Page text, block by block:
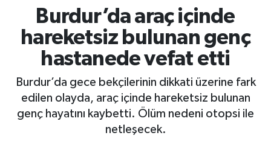
Burdur’da araç içinde
hareketsiz bulunan genç
hastanede vefat etti
Burdur’da gece bekçilerinin dikkati üzerine fark
edilen olayda, araç içinde hareketsiz bulunan
genç hayatını kaybetti. Ölüm nedeni otopsi ile
netleşecek.
Ekonomi
Genel
Güncel
Haberde İnsan
Tüm Manşetler
Son Dakika Haberleri
Haber Arşivi